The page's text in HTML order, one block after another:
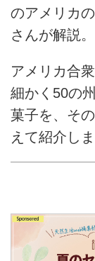
のアメリカ
さんが解説。
アメリカ合
細かく50の
菓子を、そ
えて紹介しま